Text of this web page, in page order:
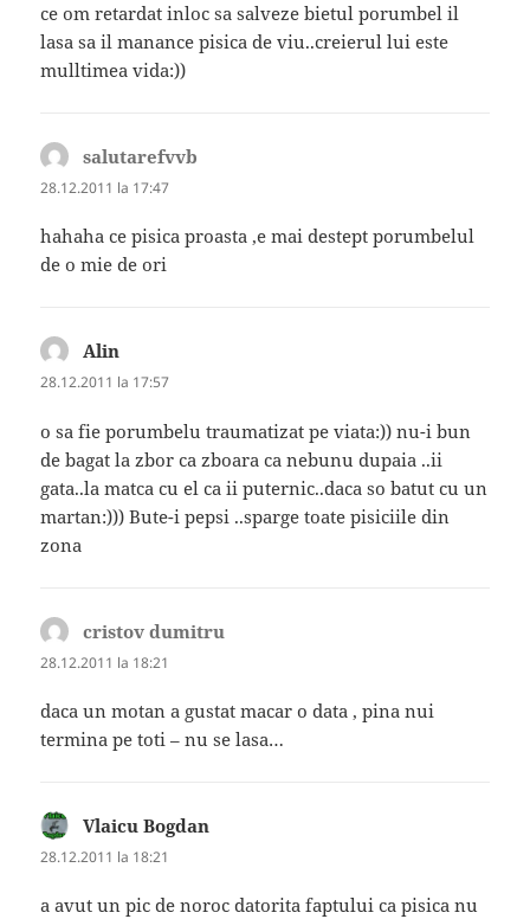
ce om retardat inloc sa salveze bietul porumbel il
lasa sa il manance pisica de viu..creierul lui este
mulltimea vida:))
salutarefvvb
28.12.2011 la 17:47
hahaha ce pisica proasta ,e mai destept porumbelul
de o mie de ori
Alin
28.12.2011 la 17:57
o sa fie porumbelu traumatizat pe viata:)) nu-i bun
de bagat la zbor ca zboara ca nebunu dupaia ..ii
gata..la matca cu el ca ii puternic..daca so batut cu un
martan:))) Bute-i pepsi ..sparge toate pisiciile din
zona
cristov dumitru
28.12.2011 la 18:21
daca un motan a gustat macar o data , pina nui
termina pe toti – nu se lasa…
Vlaicu Bogdan
28.12.2011 la 18:21
a avut un pic de noroc datorita faptului ca pisica nu